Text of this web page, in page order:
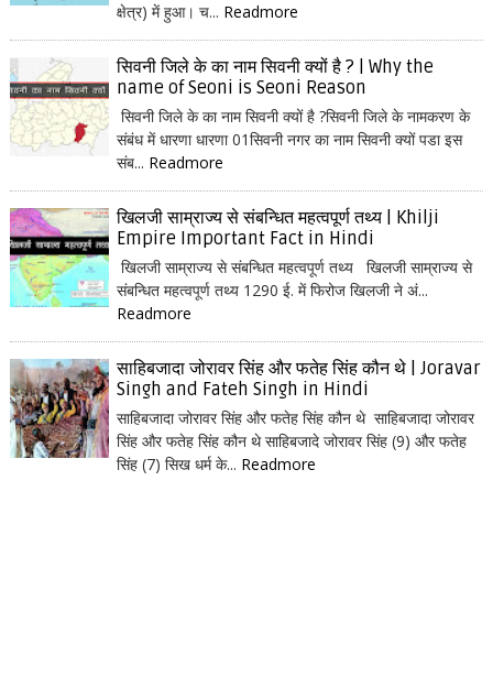
क्षेत्र) में हुआ। च... Readmore
सिवनी जिले के का नाम सिवनी क्यों है ? | Why the
name of Seoni is Seoni Reason
सिवनी जिले के का नाम सिवनी क्यों है ?सिवनी जिले के नामकरण के
संबंध में धारणा धारणा 01सिवनी नगर का नाम सिवनी क्यों पडा इस
संब... Readmore
खिलजी साम्राज्य से संबन्धित महत्वपूर्ण तथ्य | Khilji
Empire Important Fact in Hindi
खिलजी साम्राज्य से संबन्धित महत्वपूर्ण तथ्य खिलजी साम्राज्य से
संबन्धित महत्वपूर्ण तथ्य 1290 ई. में फिरोज खिलजी ने अं...
Readmore
साहिबजादा जोरावर सिंह और फतेह सिंह कौन थे | Joravar
Singh and Fateh Singh in Hindi
साहिबजादा जोरावर सिंह और फतेह सिंह कौन थे साहिबजादा जोरावर
सिंह और फतेह सिंह कौन थे साहिबजादे जोरावर सिंह (9) और फतेह
सिंह (7) सिख धर्म के... Readmore